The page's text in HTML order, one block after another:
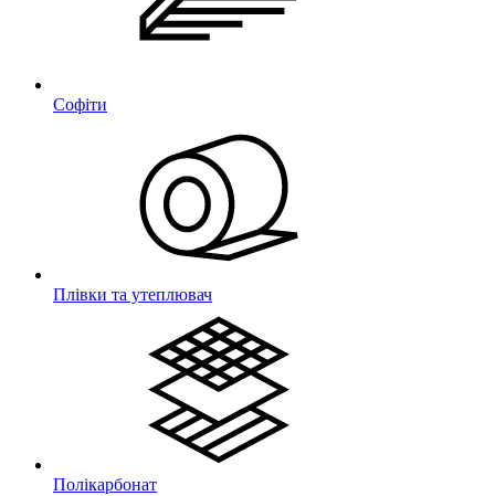
Софіти
Плівки та утеплювач
Полікарбонат